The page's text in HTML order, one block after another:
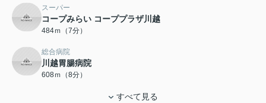
スーパー
コープみらい コーププラザ川越
484ｍ（7分）
総合病院
川越胃腸病院
608ｍ（8分）
すべて見る